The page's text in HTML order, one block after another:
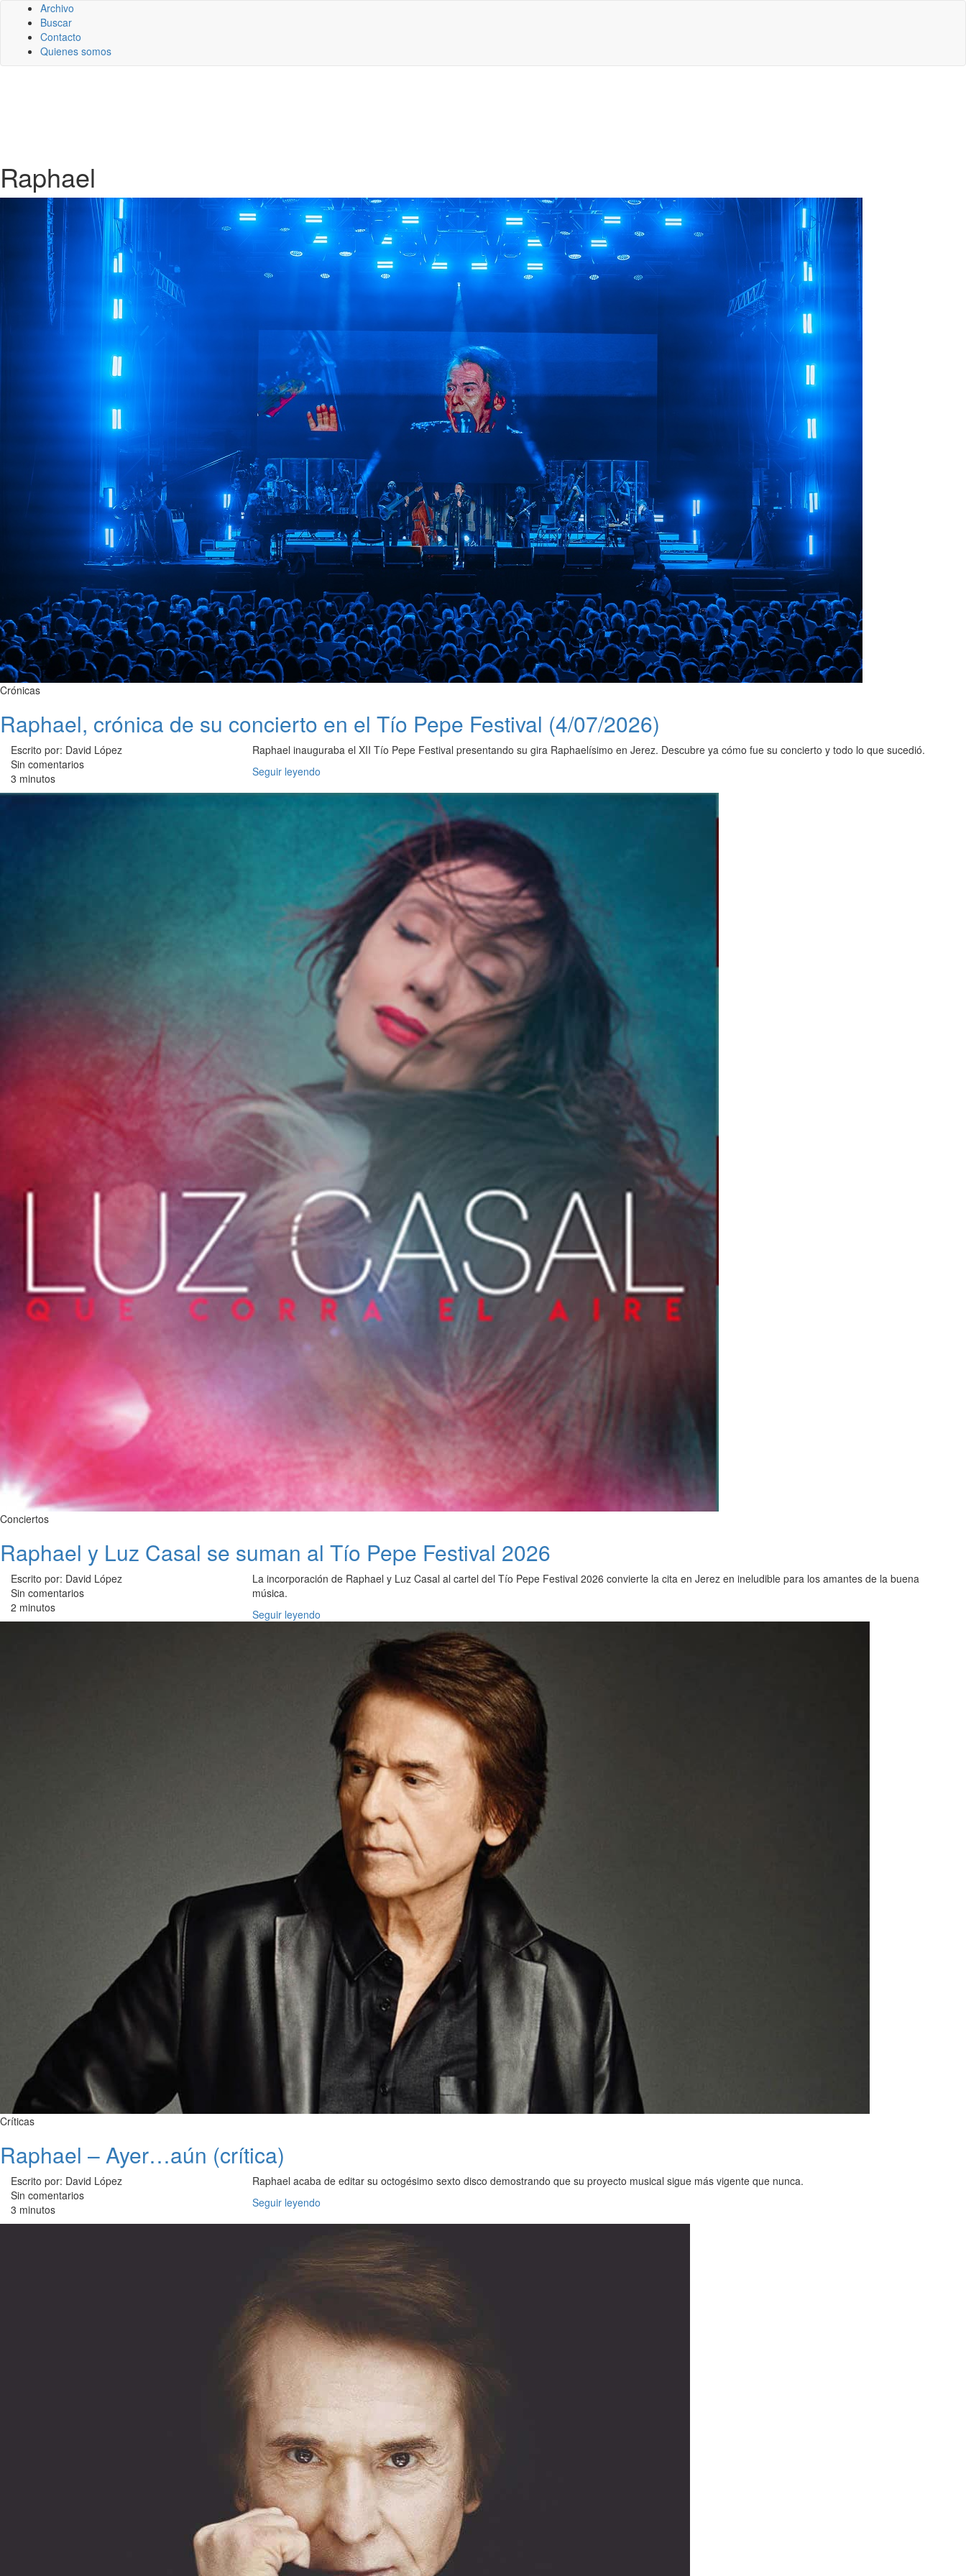
Archivo
Buscar
Contacto
Quienes somos
Raphael
Crónicas
Raphael, crónica de su concierto en el Tío Pepe Festival (4/07/2026)
Escrito por: David López
Sin comentarios
3 minutos
Raphael inauguraba el XII Tío Pepe Festival presentando su gira Raphaelísimo en Jerez. Descubre ya cómo fue su concierto y todo lo que sucedió.
Seguir leyendo
Conciertos
Raphael y Luz Casal se suman al Tío Pepe Festival 2026
Escrito por: David López
Sin comentarios
2 minutos
La incorporación de Raphael y Luz Casal al cartel del Tío Pepe Festival 2026 convierte la cita en Jerez en ineludible para los amantes de la buena
música.
Seguir leyendo
Críticas
Raphael – Ayer…aún (crítica)
Escrito por: David López
Sin comentarios
3 minutos
Raphael acaba de editar su octogésimo sexto disco demostrando que su proyecto musical sigue más vigente que nunca.
Seguir leyendo